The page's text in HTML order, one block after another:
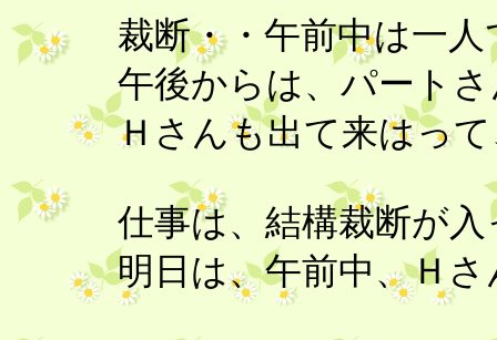
裁断・・午前中は一
午後からは、パート
Ｈさんも出て来はっ
仕事は、結構裁断が
明日は、午前中、Ｈ